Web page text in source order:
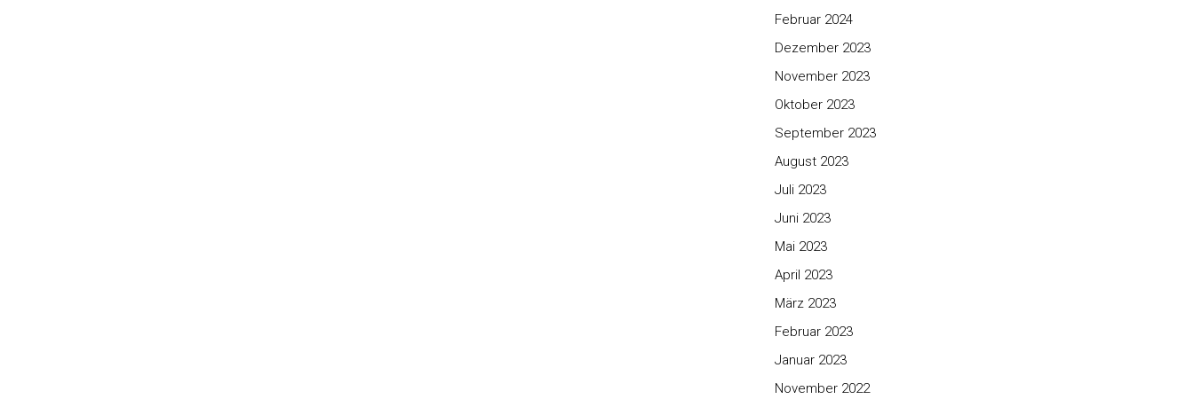
Februar 2024
Dezember 2023
November 2023
Oktober 2023
September 2023
August 2023
Juli 2023
Juni 2023
Mai 2023
April 2023
März 2023
Februar 2023
Januar 2023
November 2022